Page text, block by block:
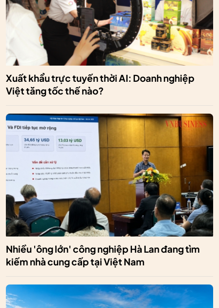
Xuất khẩu trực tuyến thời AI: Doanh nghiệp
Việt tăng tốc thế nào?
Nhiều 'ông lớn' công nghiệp Hà Lan đang tìm
kiếm nhà cung cấp tại Việt Nam